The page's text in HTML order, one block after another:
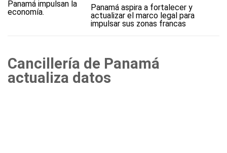
Panamá aspira a fortalecer y
actualizar el marco legal para
impulsar sus zonas francas
Cancillería de Panamá
actualiza datos